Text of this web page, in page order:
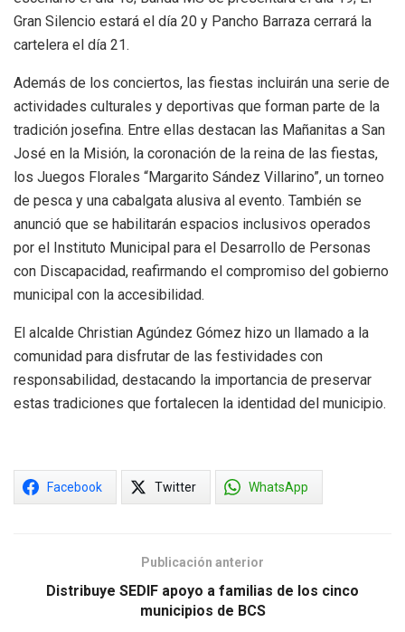
Gran Silencio estará el día 20 y Pancho Barraza cerrará la
cartelera el día 21.
Además de los conciertos, las fiestas incluirán una serie de
actividades culturales y deportivas que forman parte de la
tradición josefina. Entre ellas destacan las Mañanitas a San
José en la Misión, la coronación de la reina de las fiestas,
los Juegos Florales “Margarito Sández Villarino”, un torneo
de pesca y una cabalgata alusiva al evento. También se
anunció que se habilitarán espacios inclusivos operados
por el Instituto Municipal para el Desarrollo de Personas
con Discapacidad, reafirmando el compromiso del gobierno
municipal con la accesibilidad.
El alcalde Christian Agúndez Gómez hizo un llamado a la
comunidad para disfrutar de las festividades con
responsabilidad, destacando la importancia de preservar
estas tradiciones que fortalecen la identidad del municipio.
Facebook Twitter WhatsApp
Publicación anterior
Distribuye SEDIF apoyo a familias de los cinco
municipios de BCS